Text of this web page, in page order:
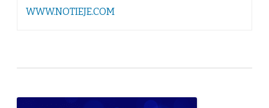
WWW.NOTIEJE.COM